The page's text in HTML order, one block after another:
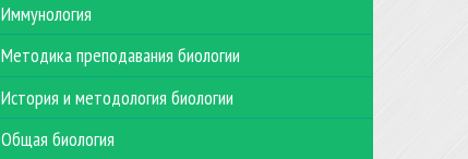
Иммунология
Методика преподавания биологии
История и методология биологии
Общая биология